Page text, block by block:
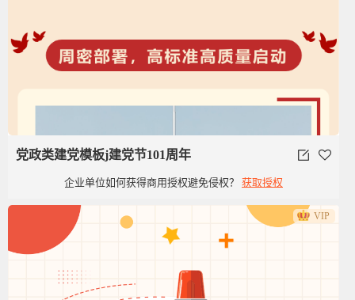
党政类建党模板j建党节101周年
企业单位如何获得商用授权避免侵权？ 获取授权
VIP